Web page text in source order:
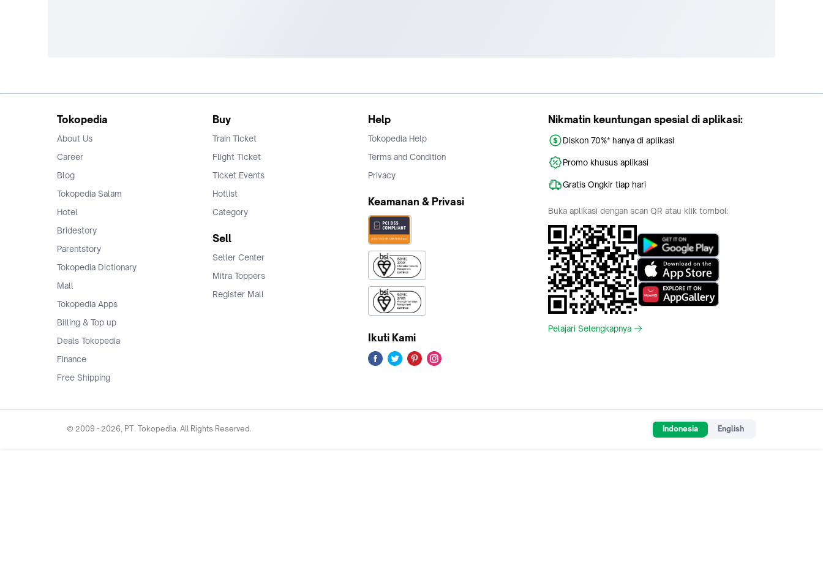
Tokopedia
About Us
Career
Blog
Tokopedia Salam
Hotel
Bridestory
Parentstory
Tokopedia Dictionary
Mall
Tokopedia Apps
Billing & Top up
Deals Tokopedia
Finance
Free Shipping
Buy
Train Ticket
Flight Ticket
Ticket Events
Hotlist
Category
Sell
Seller Center
Mitra Toppers
Register Mall
Help
Tokopedia Help
Terms and Condition
Privacy
Keamanan & Privasi
Ikuti Kami
Nikmatin keuntungan spesial di aplikasi:
Diskon 70%* hanya di aplikasi
Promo khusus aplikasi
Gratis Ongkir tiap hari
Buka aplikasi dengan scan QR atau klik tombol:
Pelajari Selengkapnya
© 2009 - 2026, PT. Tokopedia. All Rights Reserved. Indonesia English